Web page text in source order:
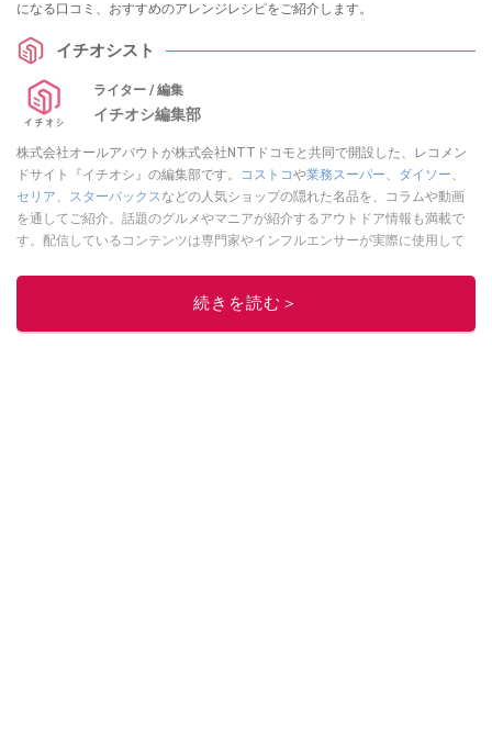
になる口コミ、おすすめのアレンジレシピをご紹介します。
イチオシスト
ライター / 編集
イチオシ編集部
株式会社オールアバウトが株式会社NTTドコモと共同で開設した、レコメン
ドサイト『イチオシ』の編集部です。
コストコや業務スーパー、 ダイソー、
セリア、 スターバックスなどの人気ショップの隠れた名品を、コラムや動画
を通してご紹介。話題のグルメやマニアが紹介するアウトドア情報も満載で
す。配信しているコンテンツは専門家やインフルエンサーが実際に使用して
ニュースでフォロー
続きを読む＞